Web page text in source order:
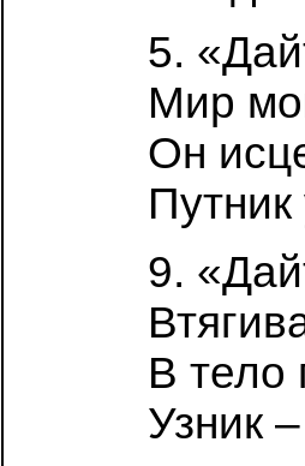
5.
Мир
Он
9.
В тело
Узник